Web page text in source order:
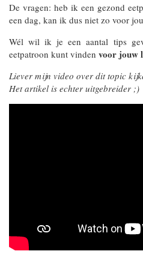
De vragen: heb ik een gezond
een dag, kan ik dus niet zo voor
Wél wil ik je een aantal tips
eetpatroon kunt vinden voor jouw
Liever mijn video over dit topic
Het artikel is echter uitgebreider ;)